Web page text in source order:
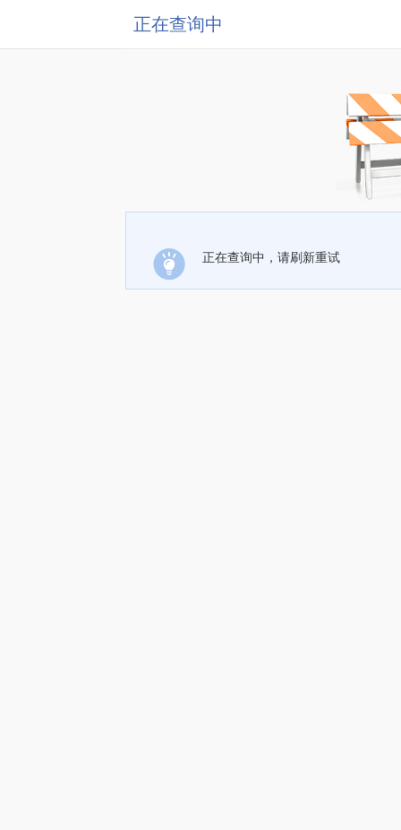
正在查询中
正在查询中，请刷新重试